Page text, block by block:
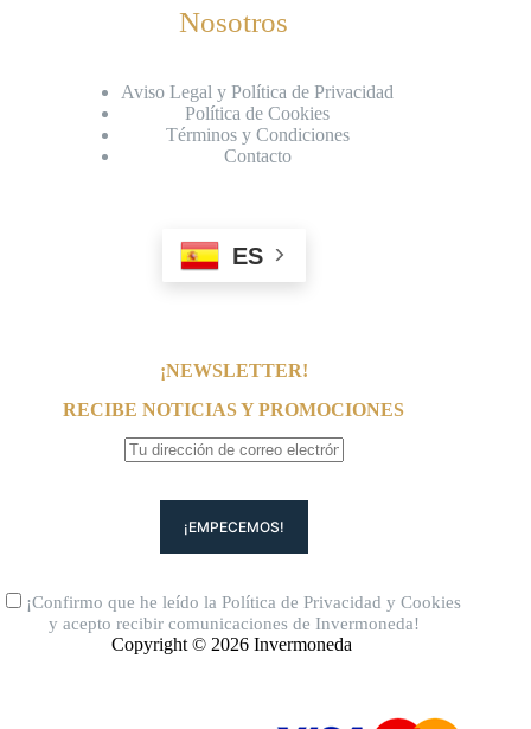
Nosotros
Aviso Legal y Política de Privacidad
Política de Cookies
Términos y Condiciones
Contacto
ES
¡NEWSLETTER!
RECIBE NOTICIAS Y PROMOCIONES
¡Confirmo que he leído laPolítica de Privacidad yCookies
y acepto recibir comunicaciones de Invermoneda!
Copyright © 2026 Invermoneda